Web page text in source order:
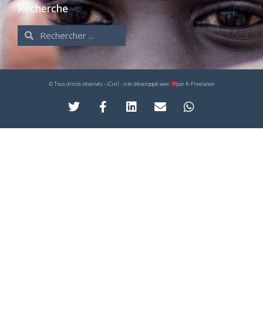
Recherche
© Tous droits réservés - iCivil - site développé avec par K-Freelance